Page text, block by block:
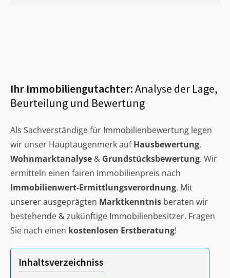
Ihr Immobiliengutachter:Analyse der Lage,
Beurteilung und Bewertung
Als Sachverständige für Immobilienbewertung legen
wir unser Hauptaugenmerk aufHausbewertung,
Wohnmarktanalyse & Grundstücksbewertung. Wir
ermitteln einen fairen Immobilienpreis nach
Immobilienwert-Ermittlungsverordnung. Mit
unserer ausgeprägten Marktkenntnis beraten wir
bestehende & zukünftige Immobilienbesitzer. Fragen
Sie nach einen kostenlosen Erstberatung!
Inhaltsverzeichniss